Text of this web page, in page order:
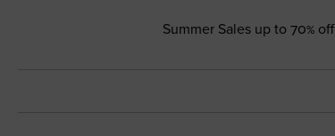
Summer Sales up to 70% off